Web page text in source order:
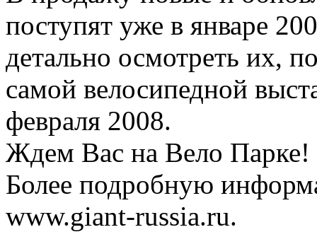
поступят уже в январе
детально осмотреть их,
самой велосипедной
февраля 2008.
Ждем Вас на Вело Парке!
Более подробную
www.giant-russia.ru.